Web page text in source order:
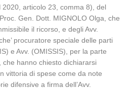
articolo 23, comma 8), del
Gen. Dott. MIGNOLO Olga, che
il ricorso, e degli Avv.
procuratore speciale delle parti
e Avv. (OMISSIS), per la parte
che hanno chiesto dichiararsi
vittoria di spese come da note
difensive a firma dell’Avv.